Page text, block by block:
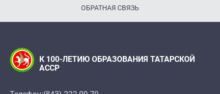
ОБРАТНАЯ СВЯЗЬ
К 100-ЛЕТИЮ ОБРАЗОВАНИЯ ТАТАРСКОЙ
АССР